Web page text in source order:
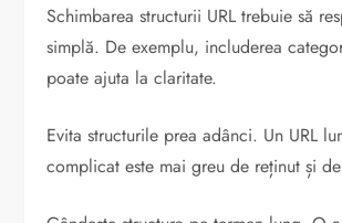
Schimbarea structurii URL trebuie să
simplă. De exemplu, includerea
poate ajuta la claritate.
Evita structurile prea adânci. Un URL
complicat este mai greu de reținut și